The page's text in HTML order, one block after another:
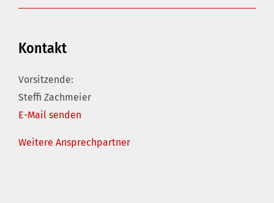
Kontakt
Vorsitzende:
Steffi Zachmeier
E-Mail senden
Weitere Ansprechpartner